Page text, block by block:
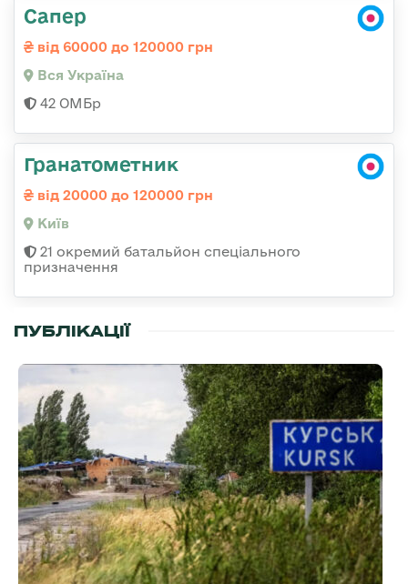
Сапер
від 60000 до 120000 грн
Вся Україна
42 ОМБр
Гранатометник
від 20000 до 120000 грн
Київ
21 окремий батальйон спеціального
призначення
ПУБЛІКАЦІЇ